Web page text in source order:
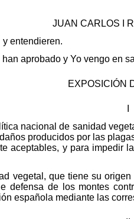
JUAN CARLOS I
entendieren.
aprobado y Yo vengo en
EXPOSICIÓN
nacional de sanidad
producidos por las
aceptables, y para impedir
vegetal, que tiene su
defensa de los montes
española mediante las